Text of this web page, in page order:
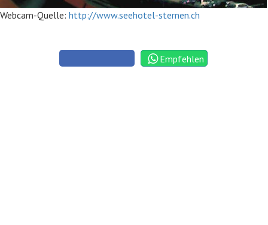
Webcam-Quelle: http://www.seehotel-sternen.ch
Empfehlen